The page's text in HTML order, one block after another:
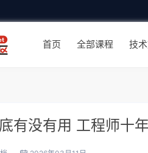
首页 全部课程 技
有没有用 工程师十